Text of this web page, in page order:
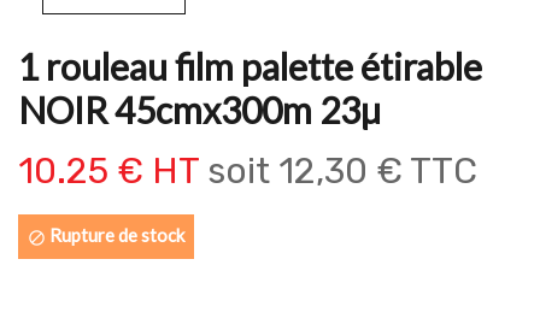
1 rouleau film palette étirable
NOIR 45cmx300m 23µ
10.25 € HT soit 12,30 € TTC
 Rupture de stock